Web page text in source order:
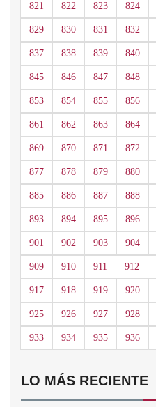
821 822 823 824
829 830 831 832
837 838 839 840
845 846 847 848
853 854 855 856
861 862 863 864
869 870 871 872
877 878 879 880
885 886 887 888
893 894 895 896
901 902 903 904
909 910 911 912
917 918 919 920
925 926 927 928
933 934 935 936
LO MÁS RECIENTE